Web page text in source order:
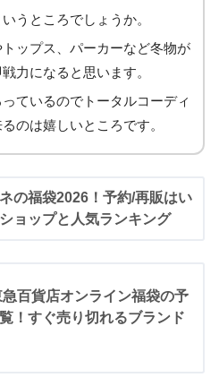
CdTqzuxgfu
うところでしょうか。
ップス、パーカーなど冬物が
力になると思います。
ているのでトータルコーディ
のは嬉しいところです。
の福袋2026！予約/再販はい
ョップと人気ランキング
百貨店オンライン福袋の予
！すぐ売り切れるブランド